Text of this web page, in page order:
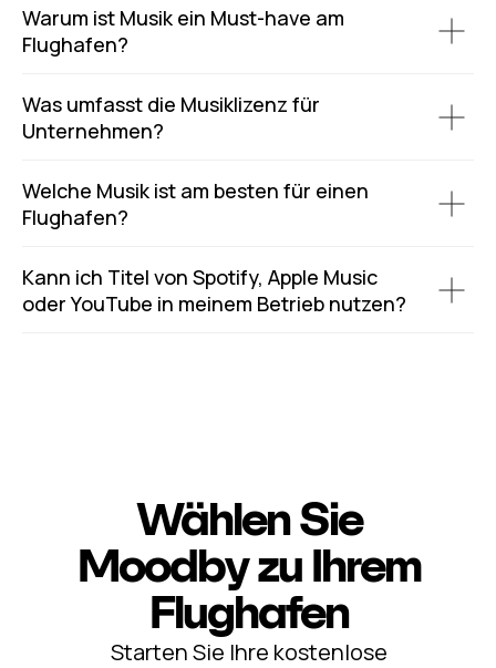
Warum ist Musik ein Must-have am
Flughafen?
Was umfasst die Musiklizenz für
Unternehmen?
Welche Musik ist am besten für einen
Flughafen?
Kann ich Titel von Spotify, Apple Music
oder YouTube in meinem Betrieb nutzen?
Wählen Sie
Moodby zu Ihrem
Flughafen
Starten Sie Ihre kostenlose